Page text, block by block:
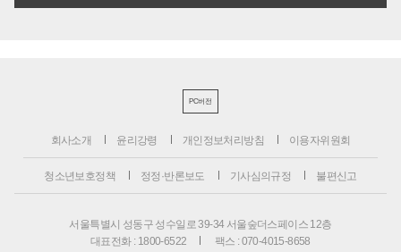
PC버전
회사소개 윤리강령 개인정보처리방침 이용자위원회
청소년보호정책 정정·반론보도 기사심의규정 불편신고
서울특별시 성동구 성수일로 39-34 서울숲더스페이스 12층
대표전화 : 1800-6522
팩스 : 070-4015-8658